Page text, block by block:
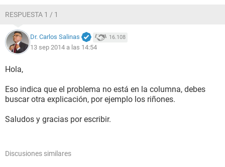
RESPUESTA 1 / 1
Dr. Carlos Salinas 16.108
13 sep 2014 a las 14:54
Hola,
Eso indica que el problema no está en la columna, debes
buscar otra explicación, por ejemplo los riñones.
Saludos y gracias por escribir.
Discusiones similares